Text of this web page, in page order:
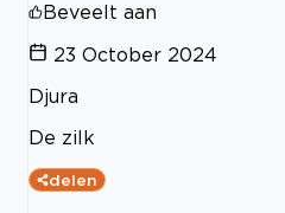
Beveelt aan
23 October 2024
Djura
De zilk
delen